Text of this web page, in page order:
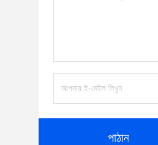
পাঠান